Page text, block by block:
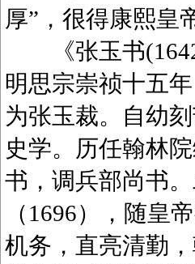
厚”，很得康熙皇
《张玉书(1642
明思宗崇祯十五
为张玉裁。自幼
史学。历任翰林
书，调兵部尚书
（1696），随皇
机务，直亮清勤